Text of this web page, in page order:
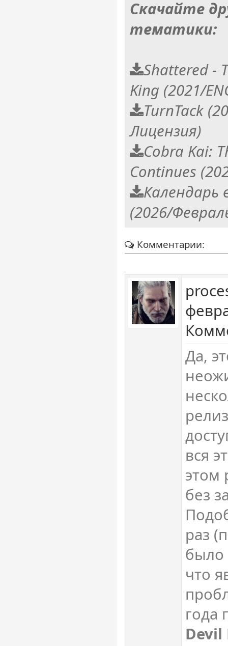
Скачайте
тематики:
Shattered -
King (2021/
TurnTack
Лицензия)
Cobra Kai:
Continues
Календарь
(2026/
Комментарии:
Да,
вся
этом
без
раз
было
что
года
Devil